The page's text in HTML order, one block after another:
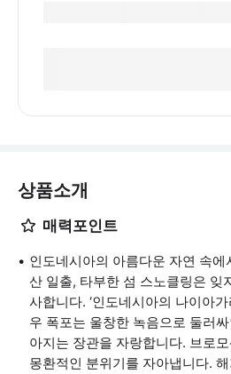
상품소개
매력포인트
인도네시아의 아름다운 자연 속
산 일출, 타부한 섬 스노클링은 잊
사합니다. ‘인도네시아의 나이아
우 폭포는 울창한 녹음으로 둘러
아지는 장관을 자랑합니다. 브로
몽환적인 분위기를 자아냅니다.